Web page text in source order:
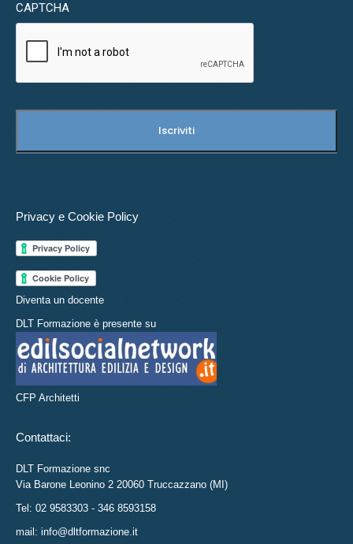
CAPTCHA
Privacy e Cookie Policy
Diventa un docente
DLT Formazione è presente su
CFP Architetti
Contattaci:
DLT Formazione snc
Via Barone Leonino 2 20060 Truccazzano (MI)
Tel: 02 9583303 - 346 8593158
mail: info@dltformazione.it